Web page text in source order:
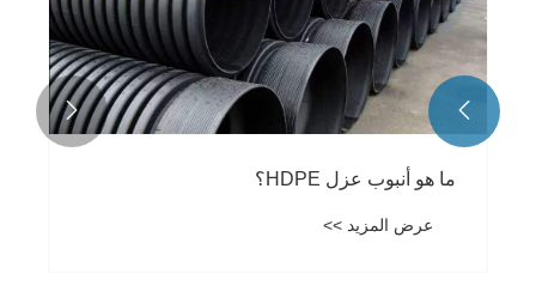
ما هو أنبوب عزل HDPE؟
عرض المزيد >>

